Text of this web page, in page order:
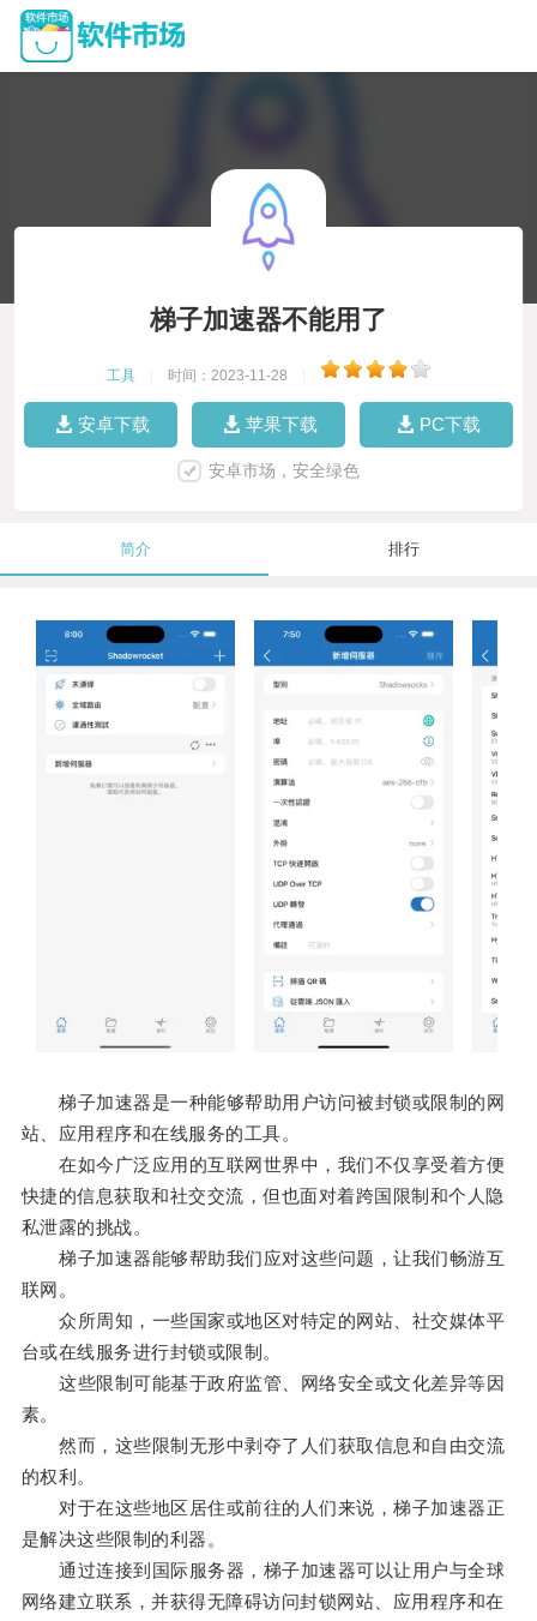
梯子加速器不能用了
工具 时间：2023-11-28
安卓下载 苹果下载 PC下载
安卓市场，安全绿色
简介 排行
梯子加速器是一种能够帮助用户访问被封锁或限制的网
站、应用程序和在线服务的工具。
在如今广泛应用的互联网世界中，我们不仅享受着方便
快捷的信息获取和社交交流，但也面对着跨国限制和个人隐
私泄露的挑战。
梯子加速器能够帮助我们应对这些问题，让我们畅游互
联网。
众所周知，一些国家或地区对特定的网站、社交媒体平
台或在线服务进行封锁或限制。
这些限制可能基于政府监管、网络安全或文化差异等因
素。
然而，这些限制无形中剥夺了人们获取信息和自由交流
的权利。
对于在这些地区居住或前往的人们来说，梯子加速器正
是解决这些限制的利器。
通过连接到国际服务器，梯子加速器可以让用户与全球
网络建立联系，并获得无障碍访问封锁网站、应用程序和在